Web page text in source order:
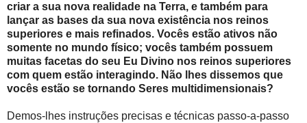
criar a sua nova realidade na Terra, e também para
lançar as bases da sua nova existência nos reinos
superiores e mais refinados. Vocês estão ativos não
somente no mundo físico; vocês também possuem
muitas facetas do seu Eu Divino nos reinos superiores
com quem estão interagindo. Não lhes dissemos que
vocês estão se tornando Seres multidimensionais?
Demos-lhes instruções precisas e técnicas passo-a-passo